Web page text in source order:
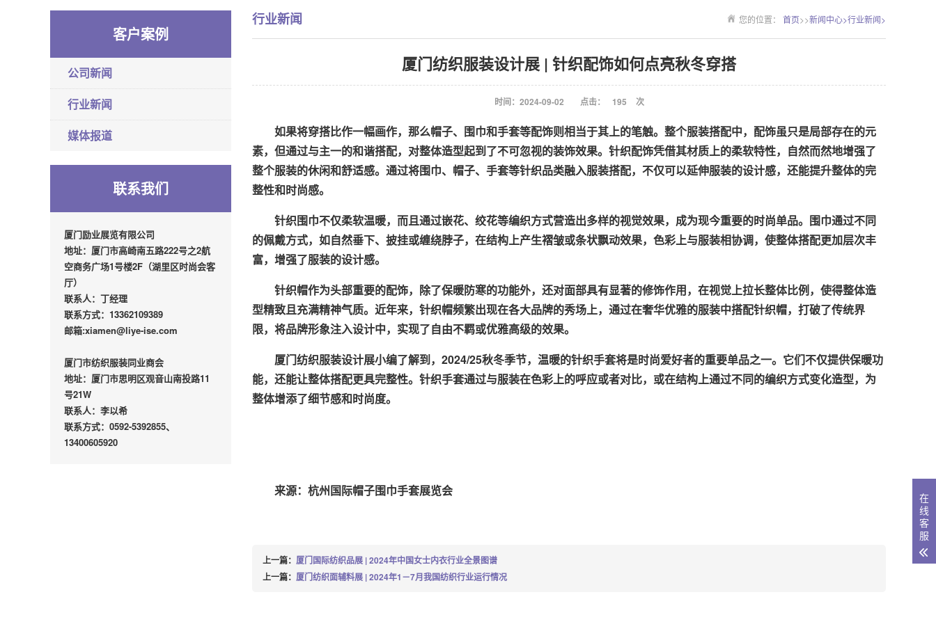
客户案例
公司新闻
行业新闻
媒体报道
联系我们
厦门励业展览有限公司
地址：厦门市高崎南五路222号之2航
空商务广场1号楼2F（湖里区时尚会客
厅）
联系人：丁经理
联系方式：13362109389
邮箱:xiamen@liye-ise.com
厦门市纺织服装同业商会
地址：厦门市思明区观音山南投路11
号21W
联系人：李以希
联系方式：0592-5392855、
13400605920
您的位置： 首页>>新闻中心>行业新闻>
行业新闻
厦门纺织服装设计展 | 针织配饰如何点亮秋冬穿搭
时间：2024-09-02 点击： 195 次
如果将穿搭比作一幅画作，那么帽子、围巾和手套等配饰则相当于其上的笔触。整个服装搭配中，配饰虽只是局部存在的元
素，但通过与主一的和谐搭配，对整体造型起到了不可忽视的装饰效果。针织配饰凭借其材质上的柔软特性，自然而然地增强了
整个服装的休闲和舒适感。通过将围巾、帽子、手套等针织品类融入服装搭配，不仅可以延伸服装的设计感，还能提升整体的完
整性和时尚感。
针织围巾不仅柔软温暖，而且通过嵌花、绞花等编织方式营造出多样的视觉效果，成为现今重要的时尚单品。围巾通过不同
的佩戴方式，如自然垂下、披挂或缠绕脖子，在结构上产生褶皱或条状飘动效果，色彩上与服装相协调，使整体搭配更加层次丰
富，增强了服装的设计感。
针织帽作为头部重要的配饰，除了保暖防寒的功能外，还对面部具有显著的修饰作用，在视觉上拉长整体比例，使得整体造
型精致且充满精神气质。近年来，针织帽频繁出现在各大品牌的秀场上，通过在奢华优雅的服装中搭配针织帽，打破了传统界
限，将品牌形象注入设计中，实现了自由不羁或优雅高级的效果。
厦门纺织服装设计展小编了解到，2024/25秋冬季节，温暖的针织手套将是时尚爱好者的重要单品之一。它们不仅提供保暖功
能，还能让整体搭配更具完整性。针织手套通过与服装在色彩上的呼应或者对比，或在结构上通过不同的编织方式变化造型，为
整体增添了细节感和时尚度。
来源：杭州国际帽子围巾手套展览会
上一篇： 厦门国际纺织品展 | 2024年中国女士内衣行业全景图谱
上一篇： 厦门纺织面辅料展 | 2024年1－7月我国纺织行业运行情况
在
线
客
服